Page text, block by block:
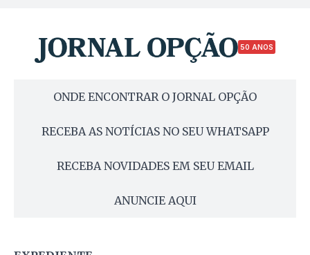
50 ANOS
ONDE ENCONTRAR O JORNAL OPÇÃO
RECEBA AS NOTÍCIAS NO SEU WHATSAPP
RECEBA NOVIDADES EM SEU EMAIL
ANUNCIE AQUI